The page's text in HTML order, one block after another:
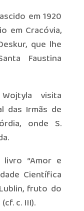
em 1920
em Cracóvia,
que lhe
Faustina
visita
das Irmãs de
onde S.
“Amor e
Científica
fruto do
c. III).